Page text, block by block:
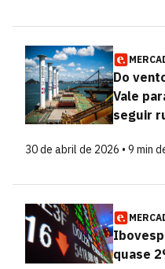
Do
Vale
seguir
30 de abril de 2026 • 9 min
quase